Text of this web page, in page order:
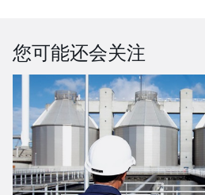
您可能还会关注